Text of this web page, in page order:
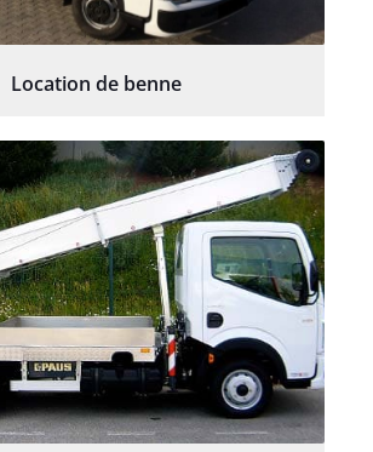
Location de benne